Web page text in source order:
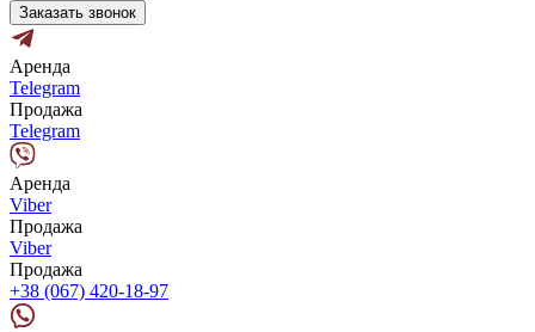
Заказать звонок
Аренда
Telegram
Продажа
Telegram
Аренда
Viber
Продажа
Viber
Продажа
+38 (067) 420-18-97